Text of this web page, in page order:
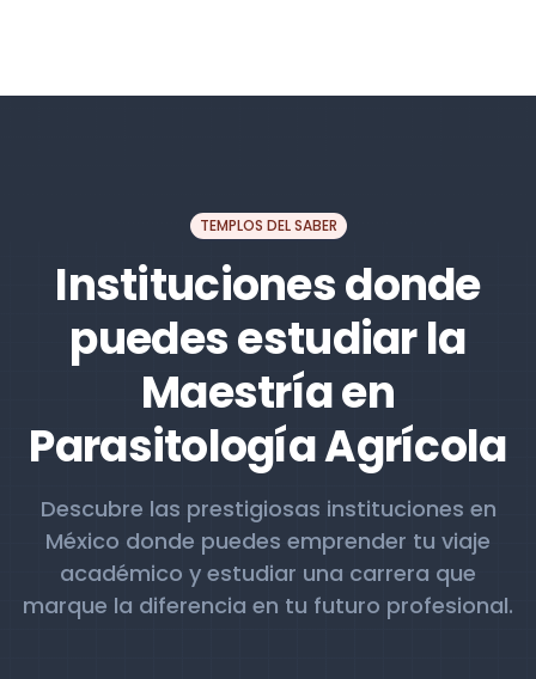
TEMPLOS DEL SABER
Instituciones donde
puedes estudiar la
Maestría en
Parasitología Agrícola
Descubre las prestigiosas instituciones en
México donde puedes emprender tu viaje
académico y estudiar una carrera que
marque la diferencia en tu futuro profesional.